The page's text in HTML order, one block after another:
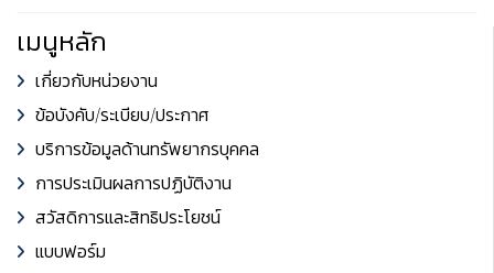
เมนูหลัก
เกี่ยวกับหน่วยงาน
ข้อบังคับ/ระเบียบ/ประกาศ
บริการข้อมูลด้านทรัพยากรบุคคล
การประเมินผลการปฏิบัติงาน
สวัสดิการและสิทธิประโยชน์
แบบฟอร์ม